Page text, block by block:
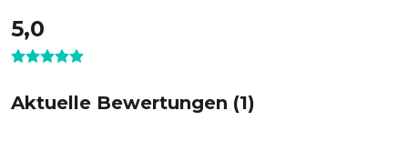
5,0
Aktuelle Bewertungen (1)